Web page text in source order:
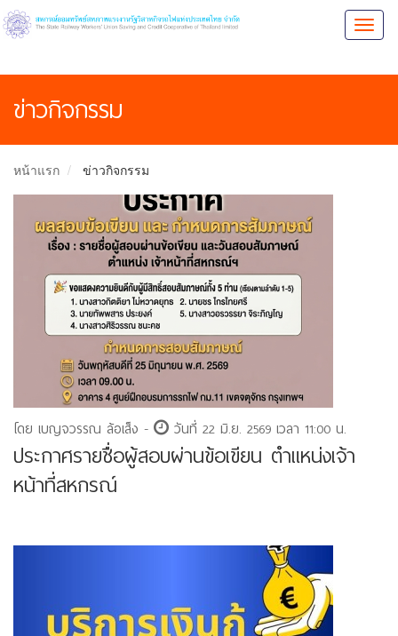
ข่าวกิจกรรม
หน้าแรก ข่าวกิจกรรม
โดย เบญจวรรณ ล้อเส็ง - วันที่ 22 มิ.ย. 2569 เวลา 11:00 น.
ประกาศรายชื่อผู้สอบผ่านข้อเขียน ตำแหน่งเจ้า
หน้าที่สหกรณ์